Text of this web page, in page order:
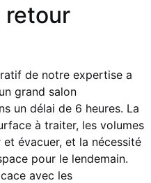
retour
de notre expertise a
grand salon
un délai de 6 heures. La
à traiter, les volumes
évacuer, et la nécessité
pour le lendemain.
avec les